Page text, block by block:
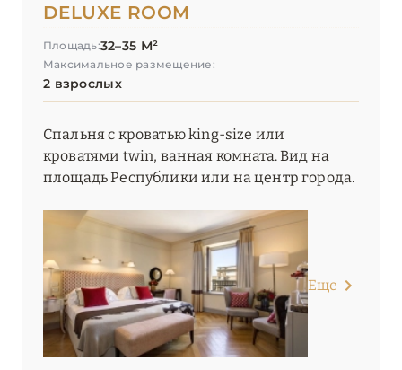
DELUXE ROOM
Площадь:32–35 М²
Максимальное размещение:
2 взрослых
Спальня с кроватью king-size или
кроватями twin, ванная комната. Вид на
площадь Республики или на центр города.
Еще